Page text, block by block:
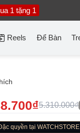
1 tặng 1
Reels Để Bàn
5.310.000₫
quyền tại WATCHSTORE